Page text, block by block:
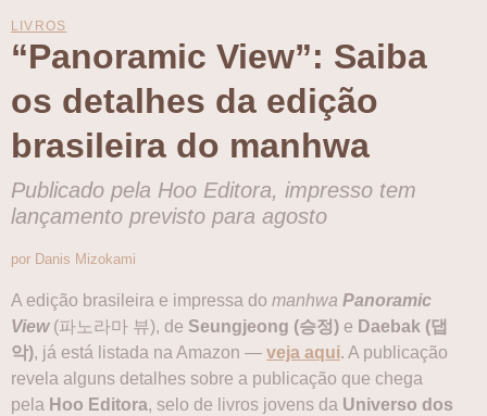
LIVROS
“Panoramic View”: Saiba
os detalhes da edição
brasileira do manhwa
Publicado pela Hoo Editora, impresso tem
lançamento previsto para agosto
por Danis Mizokami
A edição brasileira e impressa do manhwa Panoramic
View(파노라마 뷰), de Seungjeong (승정) e Daebak (댑
악), já está listada na Amazon — veja aqui. A publicação
revela alguns detalhes sobre a publicação que chega
pela Hoo Editora, selo de livros jovens da Universo dos